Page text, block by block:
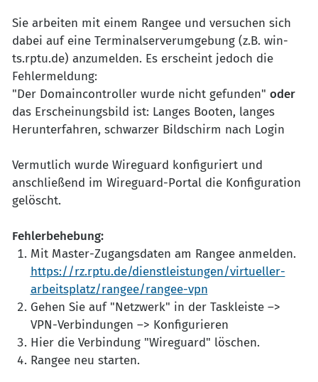
Sie arbeiten mit einem Rangee und versuchen sich
dabei auf eine Terminalserverumgebung (z.B. win-
ts.rptu.de) anzumelden. Es erscheint jedoch die
Fehlermeldung:
"Der Domaincontroller wurde nicht gefunden" oder
das Erscheinungsbild ist: Langes Booten, langes
Herunterfahren, schwarzer Bildschirm nach Login
Vermutlich wurde Wireguard konfiguriert und
anschließend im Wireguard-Portal die Konfiguration
gelöscht.
Fehlerbehebung:
Mit Master-Zugangsdaten am Rangee anmelden.
https://rz.rptu.de/dienstleistungen/virtueller-
arbeitsplatz/rangee/rangee-vpn
Gehen Sie auf "Netzwerk" in der Taskleiste –>
VPN-Verbindungen –> Konfigurieren
Hier die Verbindung "Wireguard" löschen.
Rangee neu starten.